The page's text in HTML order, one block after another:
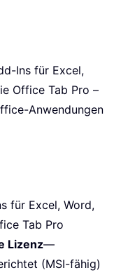
Ins für Excel,
Office Tab Pro –
Anwendungen
für Excel, Word,
Tab Pro
Lizenz—
(MSI-fähig)